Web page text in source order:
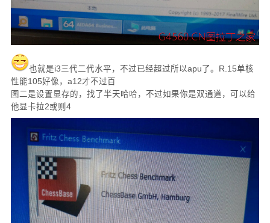
也就是i3三代二代水平，不过已经超过所以apu了。R.15单核
性能105好像，a12才不过百
图二是设置显存的，找了半天哈哈，不过如果你是双通道，可以给
他显卡拉2或则4